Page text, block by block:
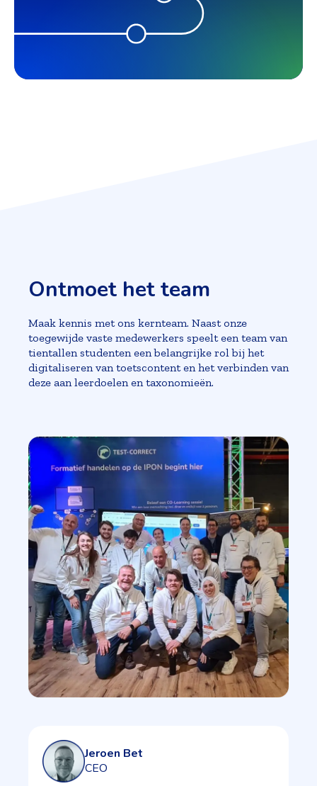
Ontmoet het team
Maak kennis met ons kernteam. Naast onze
toegewijde vaste medewerkers speelt een team van
tientallen studenten een belangrijke rol bij het
digitaliseren van toetscontent en het verbinden van
deze aan leerdoelen en taxonomieën.
Jeroen Bet
CEO